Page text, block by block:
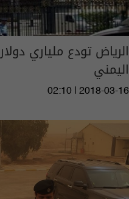
الرياض تودع ملياري
اليمني
02:10 | 2018-03-16